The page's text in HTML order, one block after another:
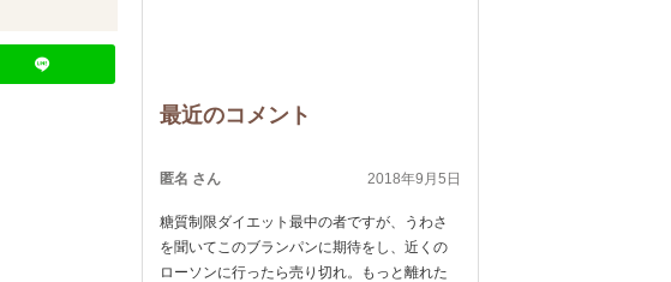
最近のコメント
2018年9月5日
匿名 さん
糖質制限ダイエット最中の者ですが、うわさ
を聞いてこのブランパンに期待をし、近くの
ローソンに行ったら売り切れ。もっと離れた